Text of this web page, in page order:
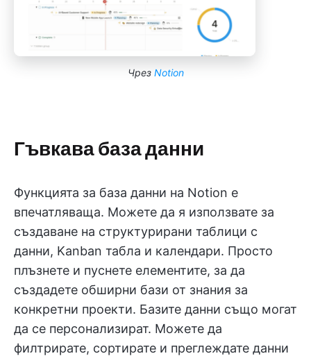
Чрез Notion
Гъвкава база данни
Функцията за база данни на Notion е
впечатляваща. Можете да я използвате за
създаване на структурирани таблици с
данни, Kanban табла и календари. Просто
плъзнете и пуснете елементите, за да
създадете обширни бази от знания за
конкретни проекти. Базите данни също могат
да се персонализират. Можете да
филтрирате, сортирате и преглеждате данни